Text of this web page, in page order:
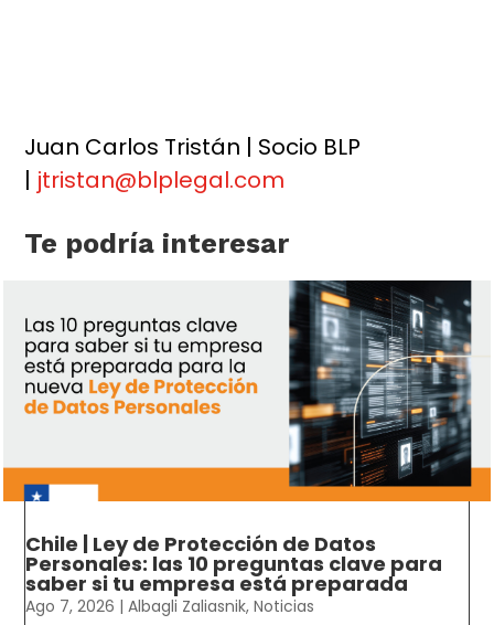
Juan Carlos Tristán | Socio BLP
| jtristan@blplegal.com
Te podría interesar
Chile | Ley de Protección de Datos
Personales: las 10 preguntas clave para
saber si tu empresa está preparada
Ago 7, 2026 |Albagli Zaliasnik,Noticias